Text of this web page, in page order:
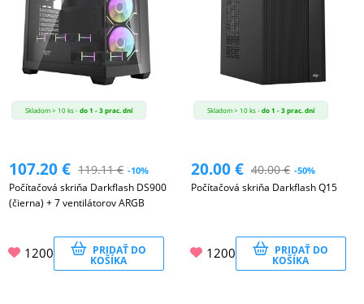
Skladom > 10 ks -do 1 - 3 prac. dní
107.20€ 119.11€ -10%
Počítačová skriňa Darkflash DS900
(čierna) + 7 ventilátorov ARGB
1200 PRIDAŤ DO
KOŠÍKA
Skladom > 10 ks -do 1 - 3 prac. dní
20.00€ 40.00€ -50%
Počítačová skriňa Darkflash Q15
1200 PRIDAŤ DO
KOŠÍKA